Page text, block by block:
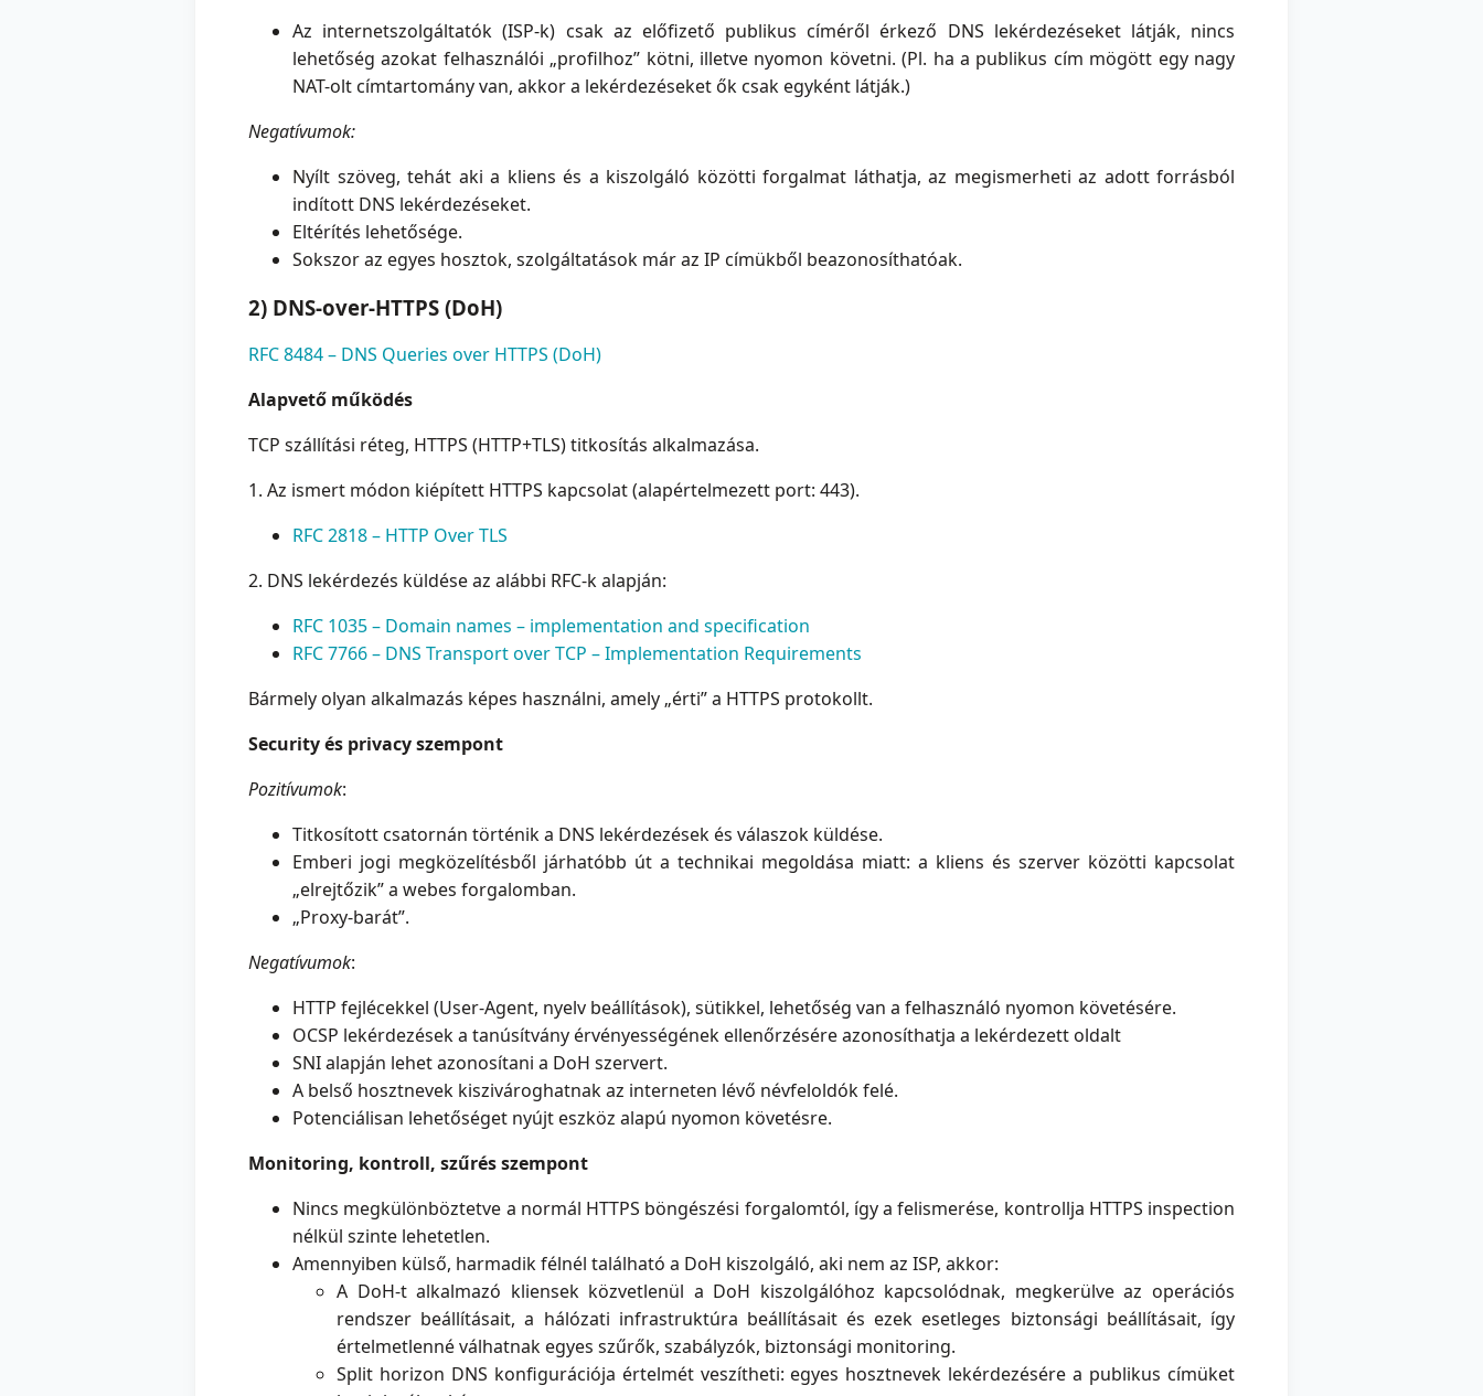
Az internetszolgáltatók (ISP-k) csak az előfizető publikus címéről érkező DNS lekérdezéseket látják, nincs
lehetőség azokat felhasználói „profilhoz” kötni, illetve nyomon követni. (Pl. ha a publikus cím mögött egy nagy
NAT-olt címtartomány van, akkor a lekérdezéseket ők csak egyként látják.)
Negatívumok:
Nyílt szöveg, tehát aki a kliens és a kiszolgáló közötti forgalmat láthatja, az megismerheti az adott forrásból
indított DNS lekérdezéseket.
Eltérítés lehetősége.
Sokszor az egyes hosztok, szolgáltatások már az IP címükből beazonosíthatóak.
2) DNS-over-HTTPS (DoH)
RFC 8484 – DNS Queries over HTTPS (DoH)
Alapvető működés
TCP szállítási réteg, HTTPS (HTTP+TLS) titkosítás alkalmazása.
1. Az ismert módon kiépített HTTPS kapcsolat (alapértelmezett port: 443).
RFC 2818 – HTTP Over TLS
2. DNS lekérdezés küldése az alábbi RFC-k alapján:
RFC 1035 – Domain names – implementation and specification
RFC 7766 – DNS Transport over TCP – Implementation Requirements
Bármely olyan alkalmazás képes használni, amely „érti” a HTTPS protokollt.
Security és privacy szempont
Pozitívumok:
Titkosított csatornán történik a DNS lekérdezések és válaszok küldése.
Emberi jogi megközelítésből járhatóbb út a technikai megoldása miatt: a kliens és szerver közötti kapcsolat
„elrejtőzik” a webes forgalomban.
„Proxy-barát”.
Negatívumok:
HTTP fejlécekkel (User-Agent, nyelv beállítások), sütikkel, lehetőség van a felhasználó nyomon követésére.
OCSP lekérdezések a tanúsítvány érvényességének ellenőrzésére azonosíthatja a lekérdezett oldalt
SNI alapján lehet azonosítani a DoH szervert.
A belső hosztnevek kiszivároghatnak az interneten lévő névfeloldók felé.
Potenciálisan lehetőséget nyújt eszköz alapú nyomon követésre.
Monitoring, kontroll, szűrés szempont
Nincs megkülönböztetve a normál HTTPS böngészési forgalomtól, így a felismerése, kontrollja HTTPS inspection
nélkül szinte lehetetlen.
Amennyiben külső, harmadik félnél található a DoH kiszolgáló, aki nem az ISP, akkor:
A DoH-t alkalmazó kliensek közvetlenül a DoH kiszolgálóhoz kapcsolódnak, megkerülve az operációs
rendszer beállításait, a hálózati infrastruktúra beállításait és ezek esetleges biztonsági beállításait, így
értelmetlenné válhatnak egyes szűrők, szabályzók, biztonsági monitoring.
Split horizon DNS konfigurációja értelmét veszítheti: egyes hosztnevek lekérdezésére a publikus címüket